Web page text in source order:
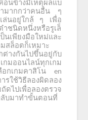
อนข้างมีเหตุผลแบ
มากกว่าคนอื่น
ๆ
ล่นอยู่ใกล้ ๆ
เพื่อ
าชนิดหนึ่งหรือรูเล็
ป็นเพียงมือใหม่และ
สล็อตก็เหมาะ
ต่างกันไปขึ้นอยู่กับ
เกมออนไลน์ทุกเกม
อกเกมคาสิโน en
รใช้วิธีลองผิดลอง
ดไปเพื่อลองตรวจ
ลับมาทำขั้นตอนที่